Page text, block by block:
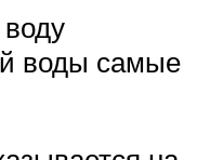
воды самые